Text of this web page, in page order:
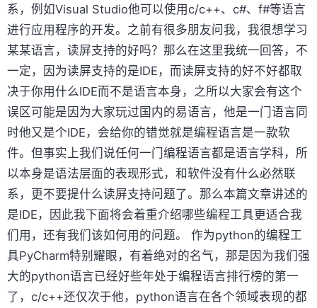
系，例如Visual Studio他可以使用c/c++、c#、f#等语言
进行应用程序的开发。之前有很多朋友问我，我很想学习
某某语言，读屏支持的好吗？那么在这里我统一回答，不
一定，因为读屏支持的是IDE，而读屏支持的好不好都取
决于你用什么IDE而不是语言本身，之所以大家会有这个
误区可能是因为大家玩过国内的易语言，他是一门语言同
时他又是个IDE，会给你的错觉就是编程语言是一款软
件。但事实上我们说任何一门编程语言都是语言学科，所
以本身是语法层面的表现形式，和软件没有什么必然联
系，更不要提什么读屏支持问题了。那么本篇文章讲述的
是IDE，因此我下面将会着重介绍哪些编程工具更适合我
们用，还有我们该如何用的问题。 作为python的编程工
具PyCharm特别耀眼，有着绝对的名气，那是因为我们强
大的python语言已经好些年处于编程语言排行榜的第一
了，c/c++还仅次于他，python语言在各个领域表现的都